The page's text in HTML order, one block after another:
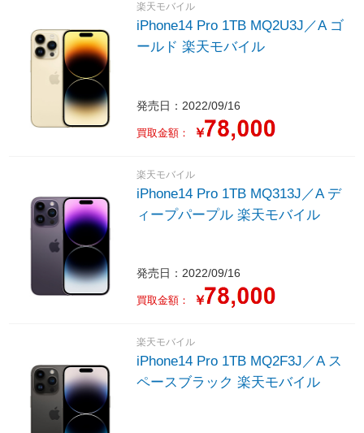
楽天モバイル
iPhone14 Pro 1TB MQ2U3J／A ゴ
ールド 楽天モバイル
発売日：2022/09/16
買取金額： ￥
楽天モバイル
iPhone14 Pro 1TB MQ313J／A デ
ィープパープル 楽天モバイル
発売日：2022/09/16
買取金額： ￥
楽天モバイル
iPhone14 Pro 1TB MQ2F3J／A ス
ペースブラック 楽天モバイル